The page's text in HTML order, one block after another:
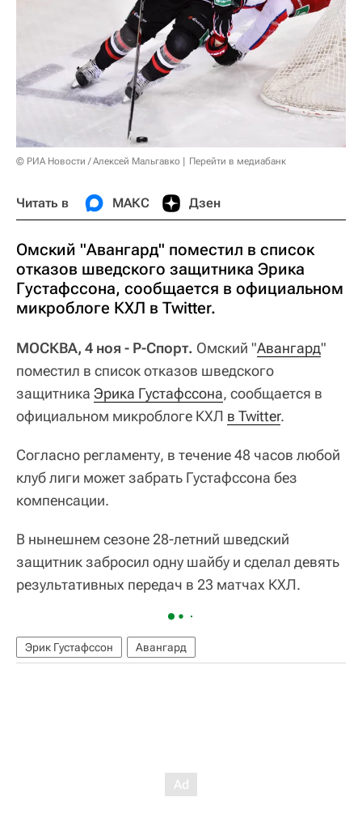
© РИА Новости / Алексей Мальгавко Перейти в медиабанк
Читать в МАКС Дзен
Омский "Авангард" поместил в список
отказов шведского защитника Эрика
Густафссона, сообщается в официальном
микроблоге КХЛ в Twitter.
МОСКВА, 4 ноя - Р-Спорт. Омский "Авангард"
поместил в список отказов шведского
защитника Эрика Густафссона, сообщается в
официальном микроблоге КХЛ в Twitter.
Согласно регламенту, в течение 48 часов любой
клуб лиги может забрать Густафссона без
компенсации.
В нынешнем сезоне 28-летний шведский
защитник забросил одну шайбу и сделал девять
результативных передач в 23 матчах КХЛ.
Эрик Густафссон Авангард